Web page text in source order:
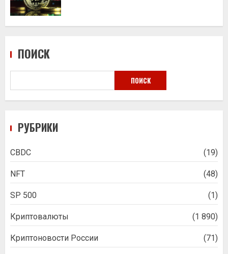
ПОИСК
ПОИСК
РУБРИКИ
CBDC (19)
NFT (48)
SP 500 (1)
Криптовалюты (1 890)
Криптоновости России (71)